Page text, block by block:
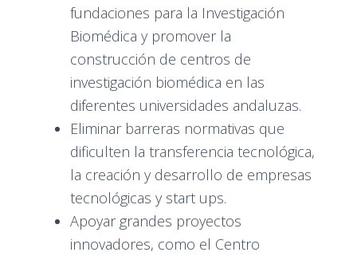
fundaciones para la Investigación
Biomédica y promover la
construcción de centros de
investigación biomédica en las
diferentes universidades andaluzas.
Eliminar barreras normativas que
dificulten la transferencia tecnológica,
la creación y desarrollo de empresas
tecnológicas y start ups.
Apoyar grandes proyectos
innovadores, como el Centro